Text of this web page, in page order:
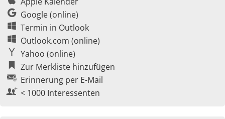
Google (online)
Termin in Outlook
Outlook.com (online)
Yahoo (online)
Zur Merkliste hinzufügen
Erinnerung per E-Mail
< 1000 Interessenten